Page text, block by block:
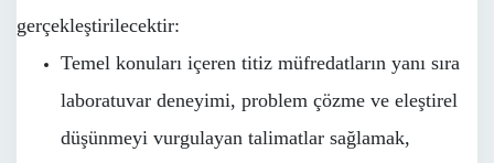
gerçekleştirilecektir:
Temel konuları içeren titiz müfredatların yanı sıra
laboratuvar deneyimi, problem çözme ve eleştirel
düşünmeyi vurgulayan talimatlar sağlamak,